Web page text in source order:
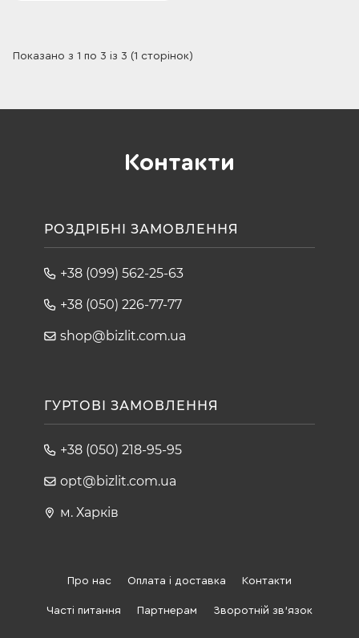
Показано з 1 по 3 із 3 (1 сторінок)
Контакти
РОЗДРІБНІ ЗАМОВЛЕННЯ
+38 (099) 562-25-63
+38 (050) 226-77-77
shop@bizlit.com.ua
ГУРТОВІ ЗАМОВЛЕННЯ
+38 (050) 218-95-95
opt@bizlit.com.ua
м. Харків
Про нас Оплата і доставка Контакти
Часті питання Партнерам Зворотній зв'язок